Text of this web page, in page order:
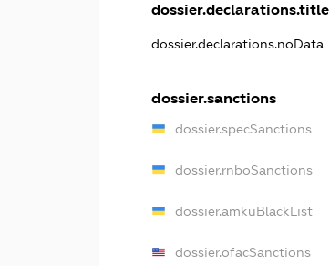
dossier.declarations.title
dossier.declarations.noData
dossier.sanctions
dossier.specSanctions
dossier.rnboSanctions
dossier.amkuBlackList
dossier.ofacSanctions